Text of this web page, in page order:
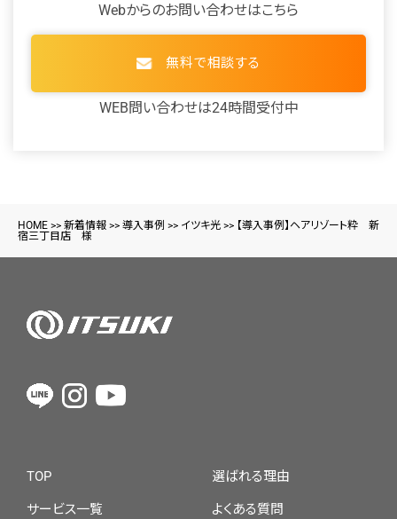
Webからのお問い合わせはこちら
無料で相談する
WEB問い合わせは24時間受付中
HOME >> 新着情報 >> 導入事例 >> イツキ光 >> 【導入事例】ヘアリゾート粋 新
宿三丁目店 様
TOP
サービス一覧
選ばれる理由
よくある質問